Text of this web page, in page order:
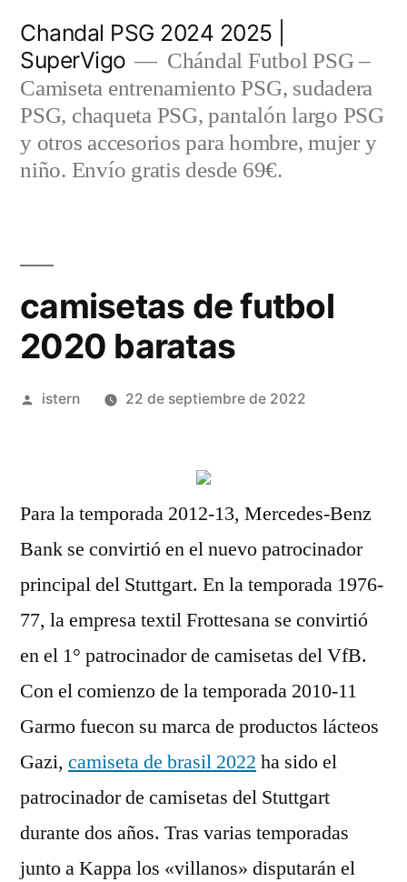
contenido
Chandal PSG 2024 2025 |
SuperVigo
Chándal Futbol PSG –
Camiseta entrenamiento PSG, sudadera
PSG, chaqueta PSG, pantalón largo PSG
y otros accesorios para hombre, mujer y
niño. Envío gratis desde 69€.
camisetas de futbol
2020 baratas
Publicado
istern 22 de septiembre de 2022
Para la temporada 2012-13, Mercedes-Benz
Bank se convirtió en el nuevo patrocinador
principal del Stuttgart. En la temporada 1976-
77, la empresa textil Frottesana se convirtió
en el 1° patrocinador de camisetas del VfB.
Con el comienzo de la temporada 2010-11
Garmo fuecon su marca de productos lácteos
Gazi, camiseta de brasil 2022 ha sido el
patrocinador de camisetas del Stuttgart
durante dos años. Tras varias temporadas
junto a Kappa los «villanos» disputarán el